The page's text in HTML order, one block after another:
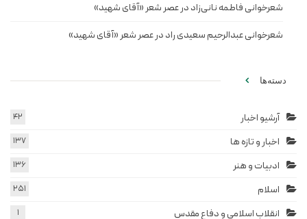
شعرخوانی فاطمه نانی‌زاد در عصر شعر «آقای شهید»
شعرخوانی عبدالرحیم سعیدی راد در عصر شعر «آقای شهید»
دسته‌ها
آرشیو اخبار 42
اخبار و تازه ها 137
ادبیات و هنر 136
اسلام 251
انقلاب اسلامی و دفاع مقدس 1